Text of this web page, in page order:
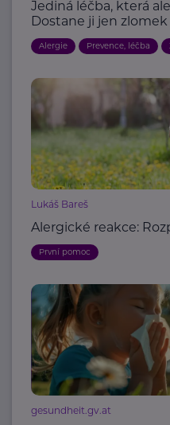
Jediná léčba, která
Dostane ji jen
Alergie Prevence, léčba
Lukáš Bareš
Alergické reakce:
První pomoc
gesundheit.gv.at